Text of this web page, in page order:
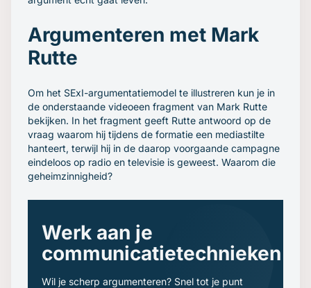
Argumenteren met Mark
Rutte
Om het SExI-argumentatiemodel te illustreren kun je in
de onderstaande videoeen fragment van Mark Rutte
bekijken. In het fragment geeft Rutte antwoord op de
vraag waarom hij tijdens de formatie een mediastilte
hanteert, terwijl hij in de daarop voorgaande campagne
eindeloos op radio en televisie is geweest. Waarom die
geheimzinnigheid?
Werk aan je
communicatietechnieken
Wil je scherp argumenteren? Snel tot je punt